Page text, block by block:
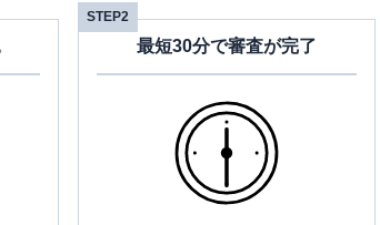
STEP2
最短30分で審査が完了